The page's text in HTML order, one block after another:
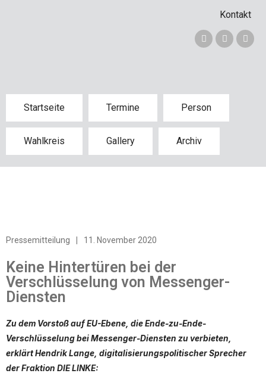
Kontakt
Startseite Termine Person
Wahlkreis Gallery Archiv
Pressemitteilung 11. November 2020
Keine Hintertüren bei der
Verschlüsselung von Messenger-
Diensten
Zu dem Vorstoß auf EU-Ebene, die Ende-zu-Ende-
Verschlüsselung bei Messenger-Diensten zu verbieten,
erklärt Hendrik Lange, digitalisierungspolitischer Sprecher
der Fraktion DIE LINKE: